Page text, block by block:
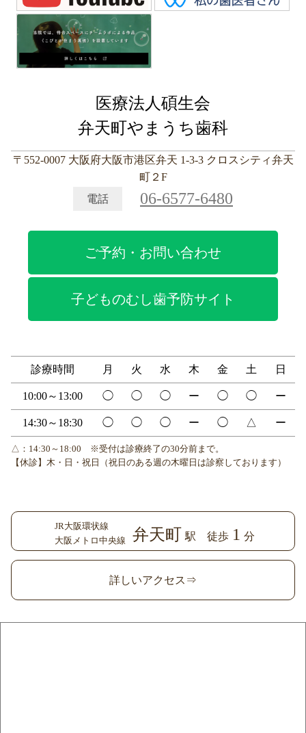
医療法人碩生会
弁天町やまうち歯科
〒552-0007 大阪府大阪市港区弁天 1-3-3 クロスシティ弁天
町２F
電話
06-6577-6480
ご予約・お問い合わせ
子どものむし歯予防サイト
診療時間 月 火 水 木 金 土 日
10:00～13:00 ◯ ◯ ◯ ー ◯ ◯ ー
14:30～18:30 ◯ ◯ ◯ ー ◯ △ ー
△：14:30～18:00 ※受付は診療終了の30分前まで。
【休診】木・日・祝日（祝日のある週の木曜日は診察しております）
JR大阪環状線
大阪メトロ中央線
弁天町 駅 徒歩 1 分
詳しいアクセス⇒